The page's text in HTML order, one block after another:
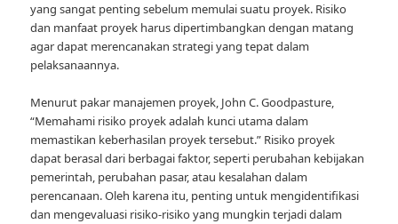
yang sangat penting sebelum memulai suatu proyek. Risiko
dan manfaat proyek harus dipertimbangkan dengan matang
agar dapat merencanakan strategi yang tepat dalam
pelaksanaannya.
Menurut pakar manajemen proyek, John C. Goodpasture,
“Memahami risiko proyek adalah kunci utama dalam
memastikan keberhasilan proyek tersebut.” Risiko proyek
dapat berasal dari berbagai faktor, seperti perubahan kebijakan
pemerintah, perubahan pasar, atau kesalahan dalam
perencanaan. Oleh karena itu, penting untuk mengidentifikasi
dan mengevaluasi risiko-risiko yang mungkin terjadi dalam